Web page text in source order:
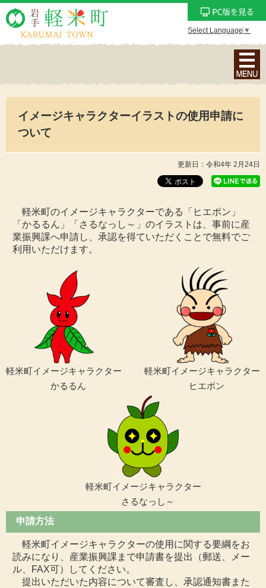
Select Language ▼
ナ
ビ
シ
メ
ニ
ュ
を
表
イメージキャラクターイラストの使用申請に
ついて
更新日：令和4年 2月24日
軽米町のイメージキャラクターである「ヒエポン」
「かるるん」「さるなっし～」のイラストは、事前に産
業振興課へ申請し、承認を得ていただくことで無料でご
利用いただけます。
軽米町イメージキャラクター
かるるん
軽米町イメージキャラクター
ヒエポン
軽米町イメージキャラクター
さるなっし～
申請方法
軽米町イメージキャラクターの使用に関する要綱をお
読みになり、産業振興課まで申請書を提出（郵送、メー
ル、FAX可）してください。
提出いただいた内容について審査し、承認通知書また